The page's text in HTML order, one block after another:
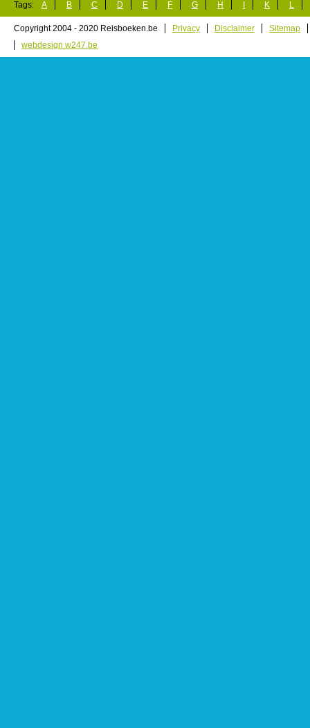
Tags: A B C D E F G H K L
Copyright 2004 - 2020 Reisboeken.be Privacy Disclaimer
Sitemap
webdesign w247.be